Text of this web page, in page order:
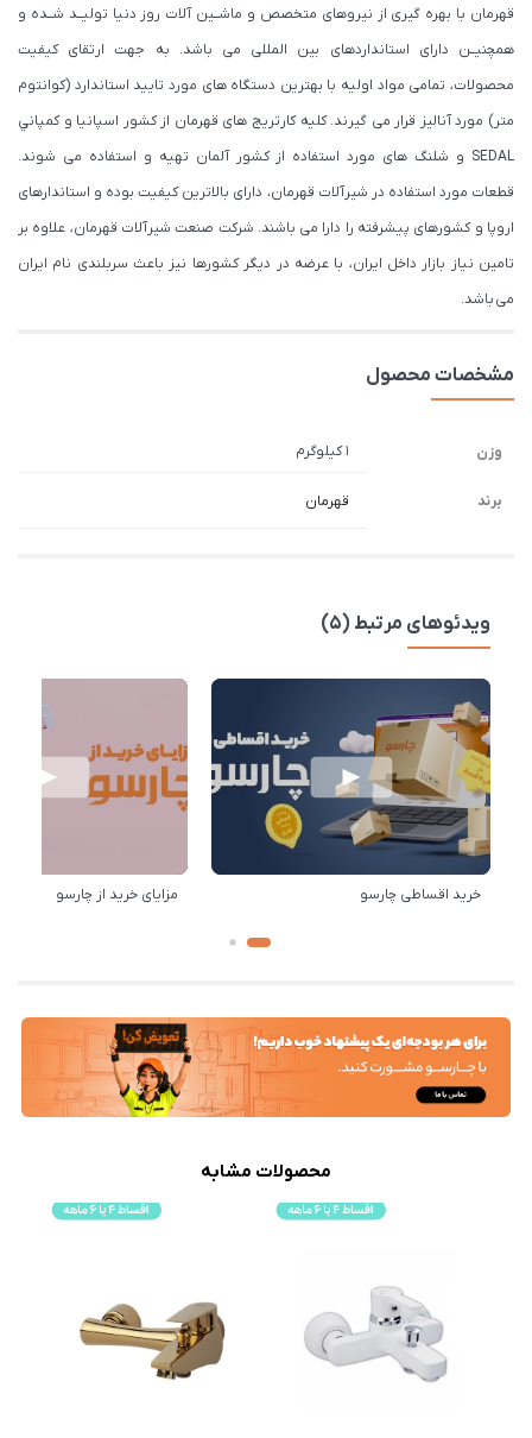
قهرمان با بهره گیری از نیروهای متخصص و ماشــین آلات روز دنیا تولیــد شــده و
همچنیــن دارای استانداردهای بین المللی می باشد. به جهت ارتقای کیفیت
محصولات، تمامی مواد اولیه با بهترین دستگاه های مورد تایید استاندارد (كوانتوم
متر) مورد آنالیز قرار می گیرند. كليه كارتريج های قهرمان از كشور اسپانيا و كمپاني
SEDAL و شلنگ های مورد استفاده از کشور آلمان تهیه و استفاده می شوند.
قطعات مورد استفاده در شیرآلات قهرمان، دارای بالاترین کیفیت بوده و استاندارهای
اروپا و کشورهای پیشرفته را دارا می باشند. شرکت صنعت شیرآلات قهرمان، علاوه بر
تامین نیاز بازار داخل ایران، با عرضه در دیگر کشورها نیز باعث سربلندی نام ایران
می باشد.
مشخصات محصول
وزن 1 کیلوگرم
برند قهرمان
ویدئوهای مرتبط (5)
خرید اقساطی چارسو مزایای خرید از چارسو
محصولات مشابه